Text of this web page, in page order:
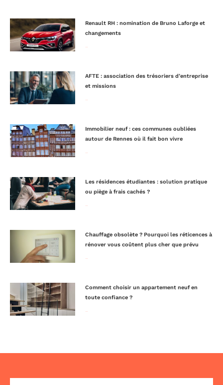
Renault RH : nomination de Bruno Laforge et
changements
AFTE : association des trésoriers d’entreprise
et missions
Immobilier neuf : ces communes oubliées
autour de Rennes où il fait bon vivre
Les résidences étudiantes : solution pratique
ou piège à frais cachés ?
Chauffage obsolète ? Pourquoi les réticences à
rénover vous coûtent plus cher que prévu
Comment choisir un appartement neuf en
toute confiance ?